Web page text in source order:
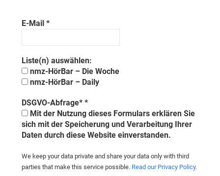
E-Mail *
Liste(n) auswählen:
nmz-HörBar – Die Woche
nmz-HörBar – Daily
DSGVO-Abfrage* *
Mit der Nutzung dieses Formulars erklären Sie
sich mit der Speicherung und Verarbeitung Ihrer
Daten durch diese Website einverstanden.
We keep your data private and share your data only with third
parties that make this service possible. Read our Privacy Policy.